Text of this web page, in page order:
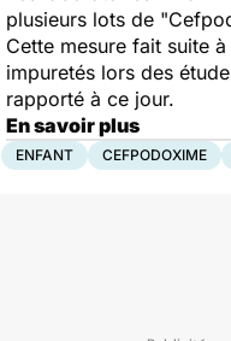
plusieurs lots de
Cette mesure fait suite
impuretés lors des
rapporté à ce jour.
En savoir plus
ENFANT CEFPODOXIME